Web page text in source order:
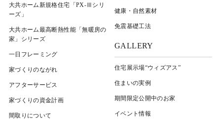
大共ホーム新規格住宅「PX-Ⅲシリ
ーズ」
大共ホーム最高断熱性能「無暖房の
家」シリーズ
一日フレーミング
家づくりのながれ
アフターサービス
家づくりの資金計画
間取りについて
健康・自然素材
免震基礎工法
GALLERY
住宅展示場“ウィズアス”
住まいの実例
期間限定公開中のお家
イベント情報